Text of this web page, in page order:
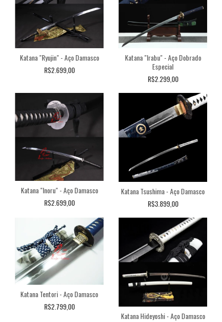
Katana "Ryujin" - Aço Damasco
R$2.699,00
Katana "Irabu" - Aço Dobrado
Especial
R$2.299,00
Katana "Inoru" - Aço Damasco
R$2.699,00
Katana Tsushima - Aço Damasco
R$3.899,00
Katana Tentori - Aço Damasco
R$2.799,00
Katana Hideyoshi - Aço Damasco